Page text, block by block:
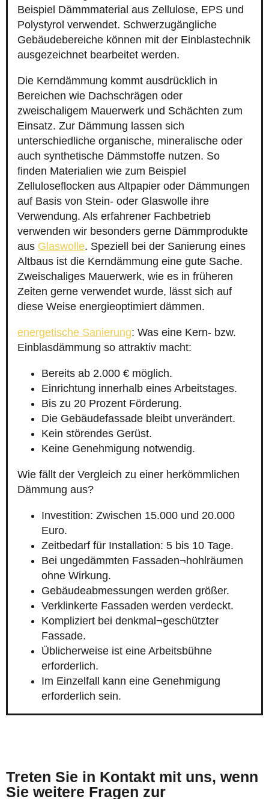
Beispiel Dämmmaterial aus Zellulose, EPS und
Polystyrol verwendet. Schwerzugängliche
Gebäudebereiche können mit der Einblastechnik
ausgezeichnet bearbeitet werden.
Die Kerndämmung kommt ausdrücklich in
Bereichen wie Dachschrägen oder
zweischaligem Mauerwerk und Schächten zum
Einsatz. Zur Dämmung lassen sich
unterschiedliche organische, mineralische oder
auch synthetische Dämmstoffe nutzen. So
finden Materialien wie zum Beispiel
Zelluloseflocken aus Altpapier oder Dämmungen
auf Basis von Stein- oder Glaswolle ihre
Verwendung. Als erfahrener Fachbetrieb
verwenden wir besonders gerne Dämmprodukte
aus Glaswolle. Speziell bei der Sanierung eines
Altbaus ist die Kerndämmung eine gute Sache.
Zweischaliges Mauerwerk, wie es in früheren
Zeiten gerne verwendet wurde, lässt sich auf
diese Weise energieoptimiert dämmen.
energetische Sanierung: Was eine Kern- bzw.
Einblasdämmung so attraktiv macht:
Bereits ab 2.000 € möglich.
Einrichtung innerhalb eines Arbeitstages.
Bis zu 20 Prozent Förderung.
Die Gebäudefassade bleibt unverändert.
Kein störendes Gerüst.
Keine Genehmigung notwendig.
Wie fällt der Vergleich zu einer herkömmlichen
Dämmung aus?
Investition: Zwischen 15.000 und 20.000
Euro.
Zeitbedarf für Installation: 5 bis 10 Tage.
Bei ungedämmten Fassaden¬hohlräumen
ohne Wirkung.
Gebäudeabmessungen werden größer.
Verklinkerte Fassaden werden verdeckt.
Kompliziert bei denkmal¬geschützter
Fassade.
Üblicherweise ist eine Arbeitsbühne
erforderlich.
Im Einzelfall kann eine Genehmigung
erforderlich sein.
Treten Sie in Kontakt mit uns, wenn
Sie weitere Fragen zur